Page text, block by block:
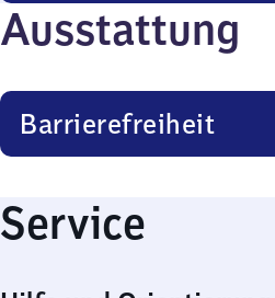
Ausstattung
Barrierefreiheit
Service